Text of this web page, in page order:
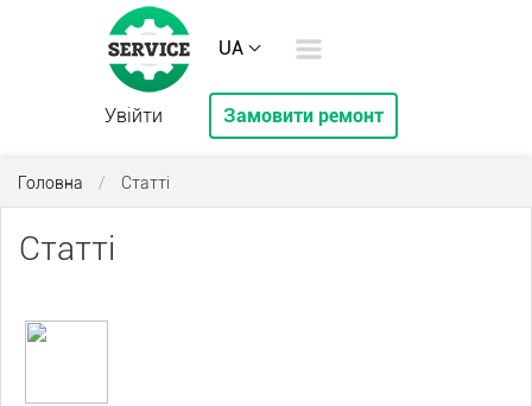
UA
Увійти Замовити ремонт
Головна / Статті
Статті